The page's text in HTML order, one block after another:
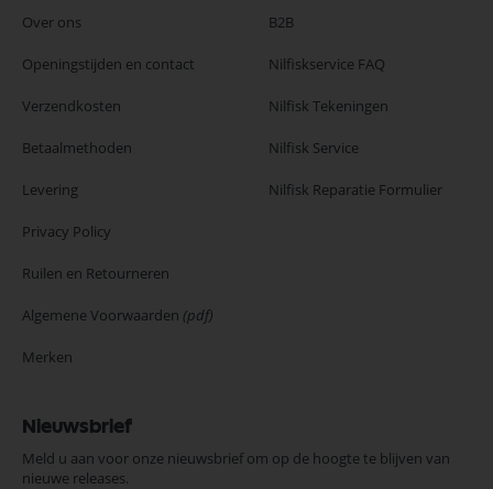
Over ons
Openingstijden en contact
Verzendkosten
Betaalmethoden
Levering
Privacy Policy
Ruilen en Retourneren
Algemene Voorwaarden (pdf)
Merken
B2B
Nilfiskservice FAQ
Nilfisk Tekeningen
Nilfisk Service
Nilfisk Reparatie Formulier
Nieuwsbrief
Meld u aan voor onze nieuwsbrief om op de hoogte te blijven van
nieuwe releases.